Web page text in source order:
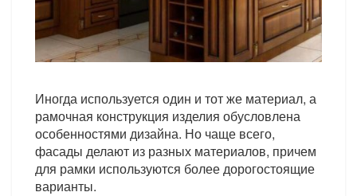
Иногда используется один и тот же материал, а
рамочная конструкция изделия обусловлена
особенностями дизайна. Но чаще всего,
фасады делают из разных материалов, причем
для рамки используются более дорогостоящие
варианты.